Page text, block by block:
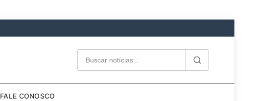
FALE CONOSCO